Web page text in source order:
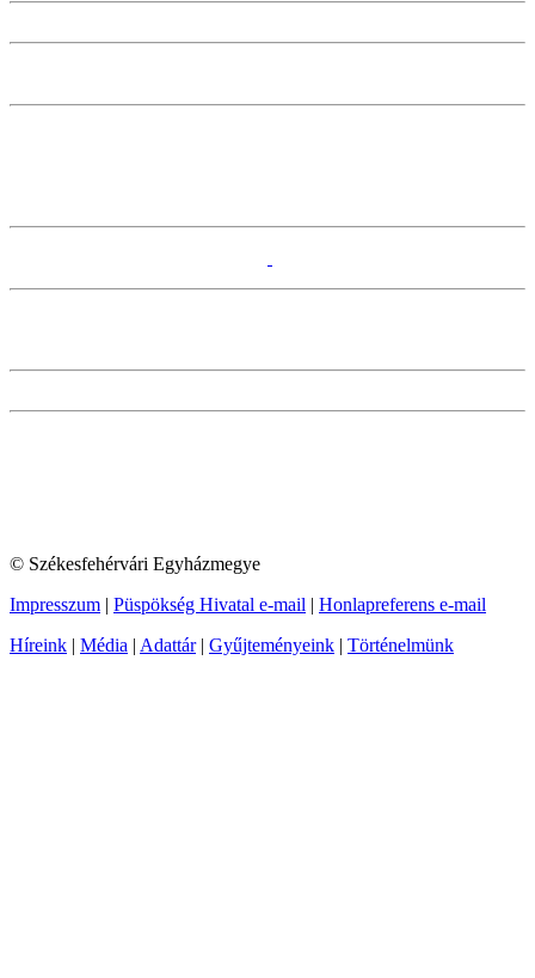
© Székesfehérvári Egyházmegye
Impresszum | Püspökség Hivatal e-mail | Honlapreferens e-mail
Híreink | Média | Adattár| Gyűjteményeink | Történelmünk